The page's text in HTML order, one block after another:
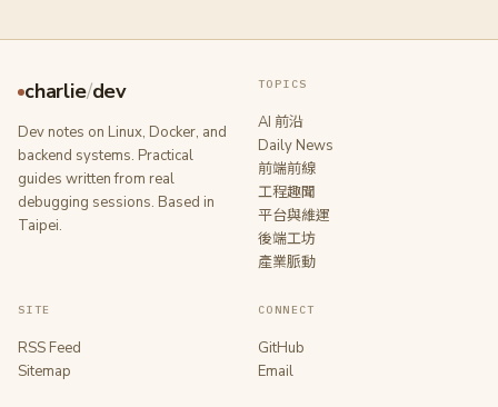
charlie/dev
Dev notes on Linux, Docker, and
backend systems. Practical
guides written from real
debugging sessions. Based in
Taipei.
TOPICS
AI 前沿
Daily News
前端前線
工程趣聞
平台與維運
後端工坊
產業脈動
SITE
RSS Feed
Sitemap
CONNECT
GitHub
Email